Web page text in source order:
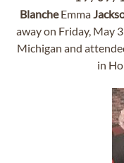
BlancheEmma
away on Friday, May
Michigan and
in